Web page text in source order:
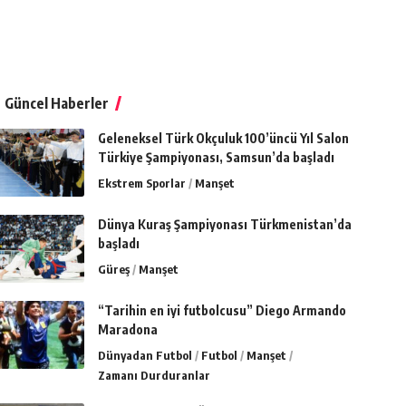
Güncel Haberler
Geleneksel Türk Okçuluk 100’üncü Yıl Salon
Türkiye Şampiyonası, Samsun’da başladı
Ekstrem Sporlar Manşet
Dünya Kuraş Şampiyonası Türkmenistan’da
başladı
Güreş Manşet
“Tarihin en iyi futbolcusu” Diego Armando
Maradona
Dünyadan Futbol Futbol
Manşet
Zamanı Durduranlar